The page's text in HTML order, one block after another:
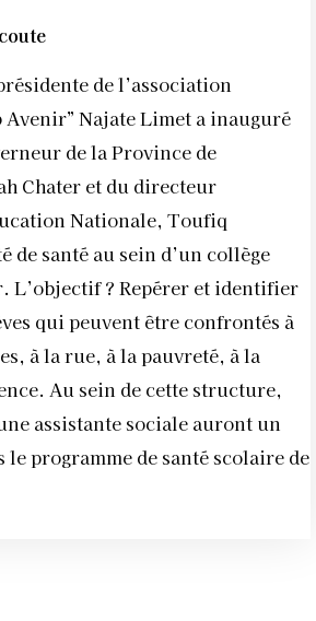
de l’association
Avenir” Najate Limet a inauguré
de la Province de
Chater et du directeur
Nationale, Toufiq
de santé au sein d’un collège
L’objectif ? Repérer et identifier
qui peuvent être confrontés à
à la rue, à la pauvreté, à la
Au sein de cette structure,
assistante sociale auront un
le programme de santé scolaire de